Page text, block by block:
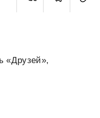
«Друзей»,